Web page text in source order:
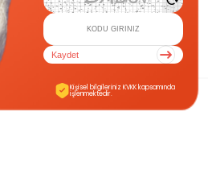
Kaydet
Kişisel bilgileriniz KVKK kapsamında
işlenmektedir.